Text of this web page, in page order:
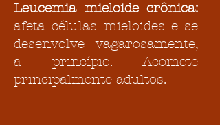
Leucemia mieloide crônica:
afeta células mieloides e se
desenvolve vagarosamente,
a princípio. Acomete
principalmente adultos.